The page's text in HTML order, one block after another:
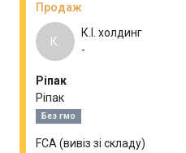
Продаж
К.
К.І. холдинг
-
Ріпак
Ріпак
Без гмо
FCA (вивіз зі складу)